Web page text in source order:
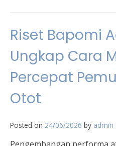
Riset Bapomi
Ungkap Cara
Percepat
Otot
Posted on 24/06/2026 by admin